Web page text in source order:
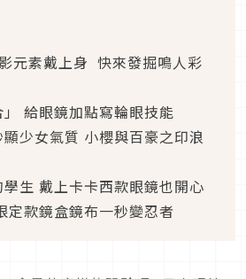
元素戴上身 快來發掘鳴人彩
」 給眼鏡加點寫輪眼技能
少女氣質 小櫻與百豪之印浪
生 戴上卡卡西款眼鏡也開心
定款鏡盒鏡布一秒變忍者